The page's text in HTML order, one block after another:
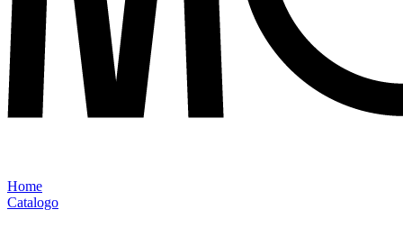
Home
Catalogo